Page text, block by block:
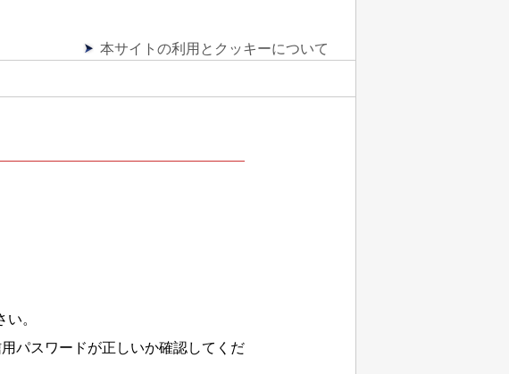
本サイトの利用とクッキーについて
。
パスワードが正しいか確認してくだ